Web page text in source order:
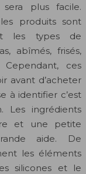
plus facile.
produits sont
les types de
abîmés, frisés,
ces
avant d’acheter
à identifier c’est
Les ingrédients
et une petite
aide. De
les éléments
silicones et le